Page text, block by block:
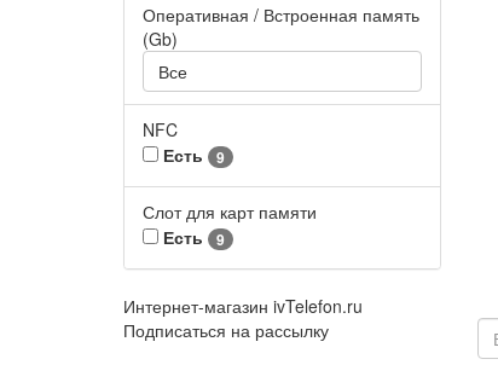
Оперативная / Встроенная память
(Gb)
Все
NFC
Есть
9
Слот для карт памяти
Есть
9
Интернет-магазин ivTelefon.ru
Подписаться на рассылку